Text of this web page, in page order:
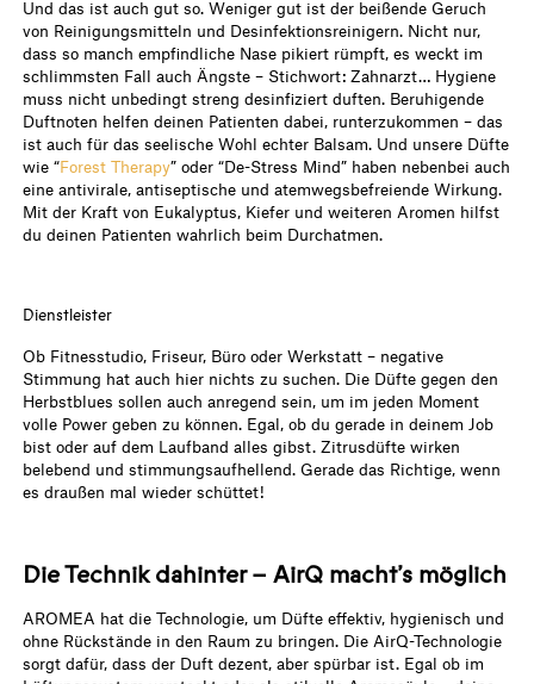
Und das ist auch gut so. Weniger gut ist der beißende Geruch
von Reinigungsmitteln und Desinfektionsreinigern. Nicht nur,
dass so manch empfindliche Nase pikiert rümpft, es weckt im
schlimmsten Fall auch Ängste – Stichwort: Zahnarzt… Hygiene
muss nicht unbedingt streng desinfiziert duften. Beruhigende
Duftnoten helfen deinen Patienten dabei, runterzukommen – das
ist auch für das seelische Wohl echter Balsam. Und unsere Düfte
wie “Forest Therapy” oder “De-Stress Mind” haben nebenbei auch
eine antivirale, antiseptische und atemwegsbefreiende Wirkung.
Mit der Kraft von Eukalyptus, Kiefer und weiteren Aromen hilfst
du deinen Patienten wahrlich beim Durchatmen.
Dienstleister
Ob Fitnesstudio, Friseur, Büro oder Werkstatt – negative
Stimmung hat auch hier nichts zu suchen. Die Düfte gegen den
Herbstblues sollen auch anregend sein, um im jeden Moment
volle Power geben zu können. Egal, ob du gerade in deinem Job
bist oder auf dem Laufband alles gibst. Zitrusdüfte wirken
belebend und stimmungsaufhellend. Gerade das Richtige, wenn
es draußen mal wieder schüttet!
Die Technik dahinter – AirQ macht’s möglich
AROMEA hat die Technologie, um Düfte effektiv, hygienisch und
ohne Rückstände in den Raum zu bringen. Die AirQ-Technologie
sorgt dafür, dass der Duft dezent, aber spürbar ist. Egal ob im